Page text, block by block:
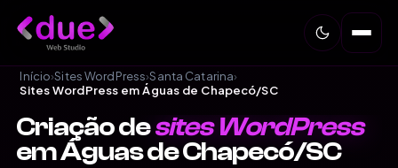
Início›Sites WordPress›Santa Catarina›
Sites WordPress em Águas de Chapecó/SC
Criação desites WordPress
em Águas de Chapecó/SC